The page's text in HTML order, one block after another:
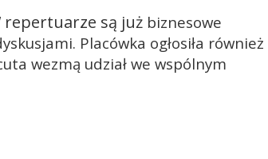
są już biznesowe
Placówka ogłosiła również
wezmą udział we wspólnym